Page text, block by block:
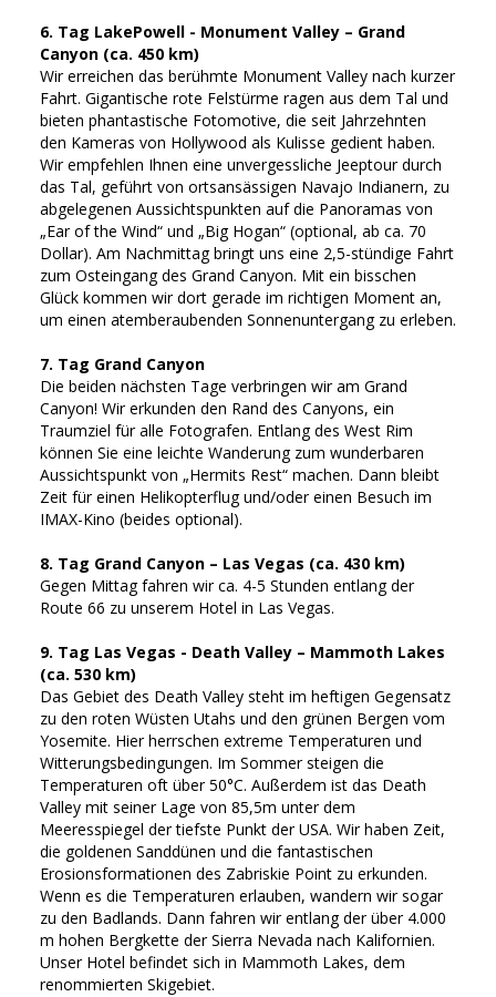
6. Tag LakePowell - Monument Valley – Grand
Canyon (ca. 450 km)
Wir erreichen das berühmte Monument Valley nach kurzer
Fahrt. Gigantische rote Felstürme ragen aus dem Tal und
bieten phantastische Fotomotive, die seit Jahrzehnten
den Kameras von Hollywood als Kulisse gedient haben.
Wir empfehlen Ihnen eine unvergessliche Jeeptour durch
das Tal, geführt von ortsansässigen Navajo Indianern, zu
abgelegenen Aussichtspunkten auf die Panoramas von
„Ear of the Wind“ und „Big Hogan“ (optional, ab ca. 70
Dollar). Am Nachmittag bringt uns eine 2,5-stündige Fahrt
zum Osteingang des Grand Canyon. Mit ein bisschen
Glück kommen wir dort gerade im richtigen Moment an,
um einen atemberaubenden Sonnenuntergang zu erleben.
7. Tag Grand Canyon
Die beiden nächsten Tage verbringen wir am Grand
Canyon! Wir erkunden den Rand des Canyons, ein
Traumziel für alle Fotografen. Entlang des West Rim
können Sie eine leichte Wanderung zum wunderbaren
Aussichtspunkt von „Hermits Rest“ machen. Dann bleibt
Zeit für einen Helikopterflug und/oder einen Besuch im
IMAX-Kino (beides optional).
8. Tag Grand Canyon – Las Vegas (ca. 430 km)
Gegen Mittag fahren wir ca. 4-5 Stunden entlang der
Route 66 zu unserem Hotel in Las Vegas.
9. Tag Las Vegas - Death Valley – Mammoth Lakes
(ca. 530 km)
Das Gebiet des Death Valley steht im heftigen Gegensatz
zu den roten Wüsten Utahs und den grünen Bergen vom
Yosemite. Hier herrschen extreme Temperaturen und
Witterungsbedingungen. Im Sommer steigen die
Temperaturen oft über 50°C. Außerdem ist das Death
Valley mit seiner Lage von 85,5m unter dem
Meeresspiegel der tiefste Punkt der USA. Wir haben Zeit,
die goldenen Sanddünen und die fantastischen
Erosionsformationen des Zabriskie Point zu erkunden.
Wenn es die Temperaturen erlauben, wandern wir sogar
zu den Badlands. Dann fahren wir entlang der über 4.000
m hohen Bergkette der Sierra Nevada nach Kalifornien.
Unser Hotel befindet sich in Mammoth Lakes, dem
renommierten Skigebiet.